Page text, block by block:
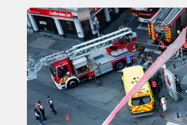
beslissing holt het sociaal
zonder een oplossing te
structurele problemen binnen
gevangeniswezen.